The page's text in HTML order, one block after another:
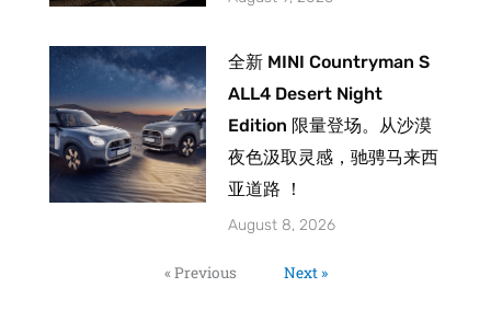
全新 MINI Countryman S
ALL4 Desert Night
Edition 限量登场。从沙漠
夜色汲取灵感，驰骋马来西
亚道路 ！
August 8, 2026
« Previous Next »